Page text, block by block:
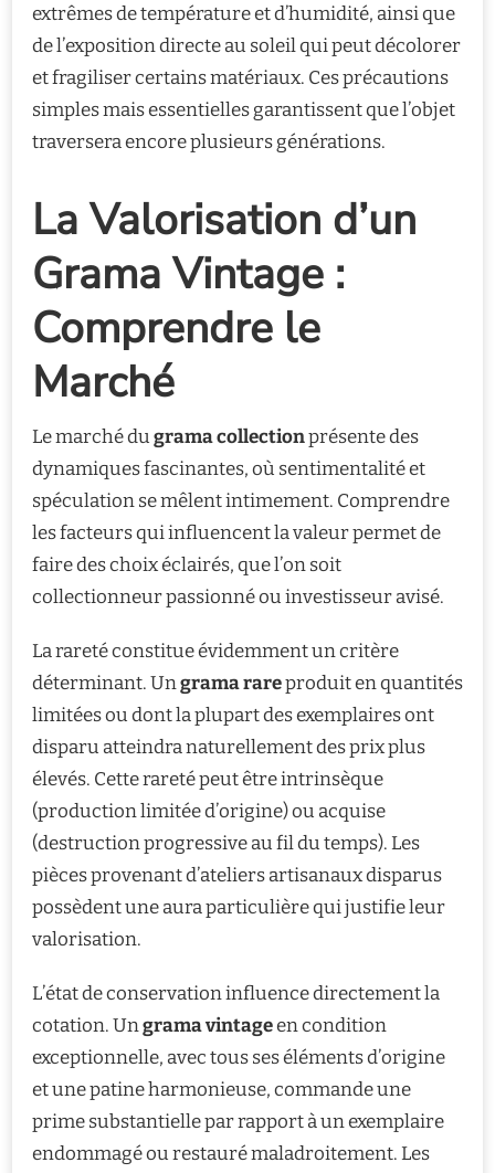
extrêmes de température et d’humidité, ainsi que
de l’exposition directe au soleil qui peut décolorer
et fragiliser certains matériaux. Ces précautions
simples mais essentielles garantissent que l’objet
traversera encore plusieurs générations.
La Valorisation d’un
Grama Vintage :
Comprendre le
Marché
Le marché dugrama collectionprésente des
dynamiques fascinantes, où sentimentalité et
spéculation se mêlent intimement. Comprendre
les facteurs qui influencent la valeur permet de
faire des choix éclairés, que l’on soit
collectionneur passionné ou investisseur avisé.
La rareté constitue évidemment un critère
déterminant. Ungrama rareproduit en quantités
limitées ou dont la plupart des exemplaires ont
disparu atteindra naturellement des prix plus
élevés. Cette rareté peut être intrinsèque
(production limitée d’origine) ou acquise
(destruction progressive au fil du temps). Les
pièces provenant d’ateliers artisanaux disparus
possèdent une aura particulière qui justifie leur
valorisation.
L’état de conservation influence directement la
cotation. Ungrama vintageen condition
exceptionnelle, avec tous ses éléments d’origine
et une patine harmonieuse, commande une
prime substantielle par rapport à un exemplaire
endommagé ou restauré maladroitement. Les